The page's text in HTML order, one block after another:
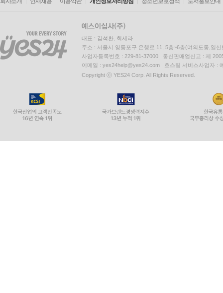
09. 스스로 배울 줄 아는 사람이 이긴다 215
제10장 AI 활용 : 자기주도학습의 실제 217
01. 데이터로 읽는 사회 지도 219
02. 누구나 화가로 만들어주는 AI 221
04. 상상이 그림이 되는 AI 드로잉 226
05. AI 가상 탐방 230
대표 : 김석환, 최세라
주소 : 서울시 영등포구 은행로 11, 5층~6층(여의도동,일신
사업자등록번호 : 229-81-37000 통신판매업신고 : 제
이메일 : yes24help@yes24.com 호스팅 서비스사업자 :
Copyright ⓒ YES24 Corp. All Rights Reserved.